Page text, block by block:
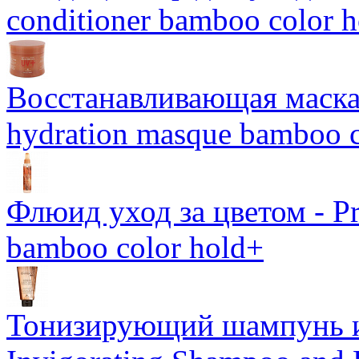
conditioner bamboo color
Восстанавливающая
hydration masque bamboo
Флюид уход за цветом -
bamboo color hold+
Тонизирующий шампунь